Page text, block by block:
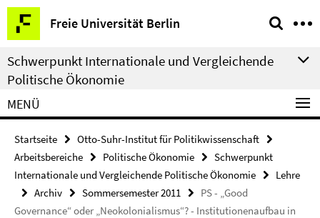
Springe
direkt
zu
Inhalt
Freie Universität Berlin
Service-
Navigation
Schwerpunkt Internationale und Vergleichende
Politische Ökonomie
MENÜ
Startseite
Otto-Suhr-Institut für Politikwissenschaft
Arbeitsbereiche
Politische Ökonomie
Schwerpunkt
Internationale und Vergleichende Politische Ökonomie
Lehre
Archiv
Sommersemester 2011
PS - „Good
Governance“ oder „Neokolonialismus“? - Institutionenaufbau in